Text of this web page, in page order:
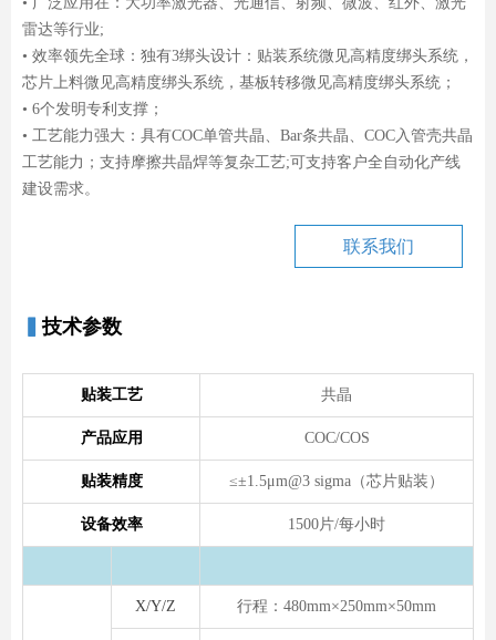
联系我们
雷达等行业;
• 效率领先全球：独有3绑头设计：贴装系统微见高精度绑头系统，
芯片上料微见高精度绑头系统，基板转移微见高精度绑头系统；
• 6个发明专利支撑；
• 工艺能力强大：具有COC单管共晶、Bar条共晶、COC入管壳共晶
工艺能力；支持摩擦共晶焊等复杂工艺;可支持客户全自动化产线
建设需求。
▍技术参数
贴装工艺 共晶
产品应用 COC/COS
贴装精度 ≤±1.5μm@3 sigma（芯片贴装）
设备效率 1500片/每小时
X/Y/Z 行程：480mm×250mm×50mm